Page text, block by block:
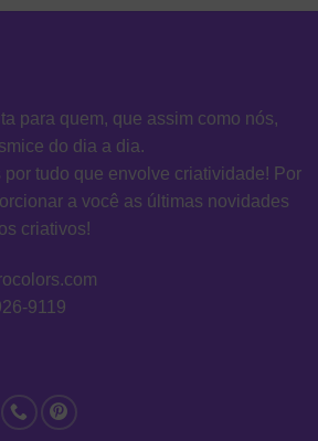
para quem, que assim como nós,
do dia a dia.
tudo que envolve criatividade! Por
a você as últimas novidades
criativos!
9119